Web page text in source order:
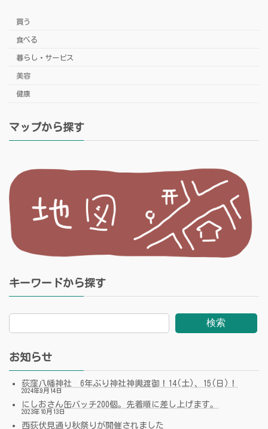
買う
食べる
暮らし・サービス
美容
健康
マップから探す
キーワードから探す
検索
お知らせ
荻窪八幡神社 6年ぶり神社神輿渡御！14(土)、15(日)！
2024年9月14日
にしおさん缶バッチ200個。先着順に差し上げます。
2023年10月13日
西荻伏見通り秋祭りが開催されました